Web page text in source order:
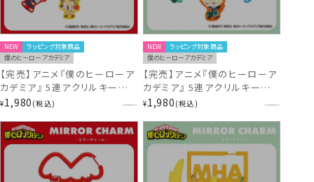
NEW
ラッピング対象商品
僕のヒーローアカデミア
【完売】アニメ『僕のヒーローア
カデミア』 5連アクリルキーホル
ダー ＜ エンデヴァー・ホークス
¥1,980 税込
NEW
ラッピング対象商品
僕のヒーローアカデミア
【完売】アニメ『僕のヒーローア
カデミア』 5連アクリルキーホル
ダー ＜ 緑谷出久・爆豪勝己・
¥1,980 税込